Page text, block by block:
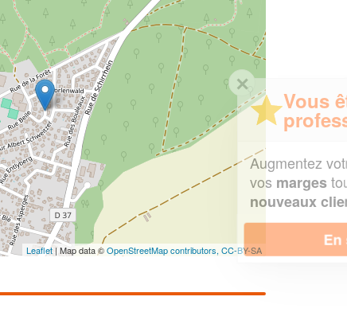
Leaflet | Map data ©OpenStreetMap contributors, CC-BY-SA
✕
Vous êtes un
professionnel ?
Augmentez votre chiffre d'affaireset
vosmarges
tout en gagnant de
nouveaux clients
En savoir plus